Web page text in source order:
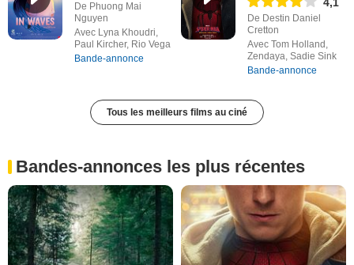
De Phuong Mai
Nguyen
Avec Lyna Khoudri,
Paul Kircher, Rio Vega
Bande-annonce
4,1
De Destin Daniel
Cretton
Avec Tom Holland,
Zendaya, Sadie Sink
Bande-annonce
Tous les meilleurs films au ciné
Bandes-annonces les plus récentes